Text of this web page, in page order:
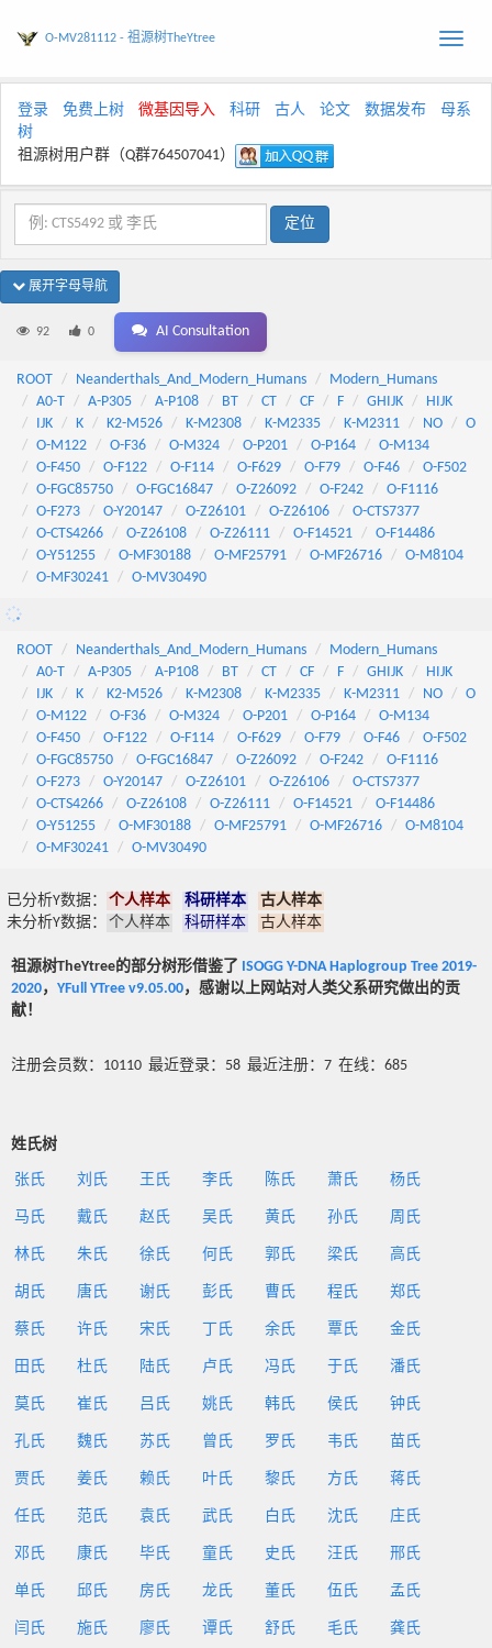
Toggle
O-MV281112 - 祖源树TheYtree
登录 免费上树 微基因导入 科研 古人 论文 数据发布
母系
树
祖源树用户群（Q群764507041）
展开字母导航
92 0 AI Consultation
ROOT Neanderthals_And_Modern_Humans
Modern_Humans
A0-T
A-P305 A-P108 BT CT CF F GHIJK
HIJK
IJK
K K2-M526 K-M2308 K-M2335 K-M2311 NO
O
O-M122
O-F36 O-M324 O-P201 O-P164
O-M134
O-F450
O-F122 O-F114 O-F629 O-F79 O-F46
O-F502
O-FGC85750
O-FGC16847 O-Z26092 O-F242
O-F1116
O-F273
O-Y20147 O-Z26101 O-Z26106
O-CTS7377
O-CTS4266
O-Z26108 O-Z26111 O-F14521
O-F14486
O-Y51255
O-MF30188 O-MF25791 O-MF26716
O-M8104
O-MF30241
O-MV30490
ROOT Neanderthals_And_Modern_Humans
Modern_Humans
A0-T
A-P305 A-P108 BT CT CF F GHIJK
HIJK
IJK
K K2-M526 K-M2308 K-M2335 K-M2311 NO
O
O-M122
O-F36 O-M324 O-P201 O-P164
O-M134
O-F450
O-F122 O-F114 O-F629 O-F79 O-F46
O-F502
O-FGC85750
O-FGC16847 O-Z26092 O-F242
O-F1116
O-F273
O-Y20147 O-Z26101 O-Z26106
O-CTS7377
O-CTS4266
O-Z26108 O-Z26111 O-F14521
O-F14486
O-Y51255
O-MF30188 O-MF25791 O-MF26716
O-M8104
O-MF30241
O-MV30490
已分析Y数据： 个人样本 科研样本
古人样本
未分析Y数据：
个人样本 科研样本 古人样本
祖源树TheYtree的部分树形借鉴了 ISOGG Y-DNA Haplogroup Tree 2019-
2020， YFull YTree v9.05.00，感谢以上网站对人类父系研究做出的贡
献！
注册会员数：10110 最近登录：58 最近注册：7 在线：685
姓氏树
张氏 刘氏 王氏 李氏 陈氏 萧氏 杨氏
马氏 戴氏 赵氏 吴氏 黄氏 孙氏 周氏
林氏 朱氏 徐氏 何氏 郭氏 梁氏 高氏
胡氏 唐氏 谢氏 彭氏 曹氏 程氏 郑氏
蔡氏 许氏 宋氏 丁氏 余氏 覃氏 金氏
田氏 杜氏 陆氏 卢氏 冯氏 于氏 潘氏
莫氏 崔氏 吕氏 姚氏 韩氏 侯氏 钟氏
孔氏 魏氏 苏氏 曾氏 罗氏 韦氏 苗氏
贾氏 姜氏 赖氏 叶氏 黎氏 方氏 蒋氏
任氏 范氏 袁氏 武氏 白氏 沈氏 庄氏
邓氏 康氏 毕氏 童氏 史氏 汪氏 邢氏
单氏 邱氏 房氏 龙氏 董氏 伍氏 孟氏
闫氏 施氏 廖氏 谭氏 舒氏 毛氏 龚氏